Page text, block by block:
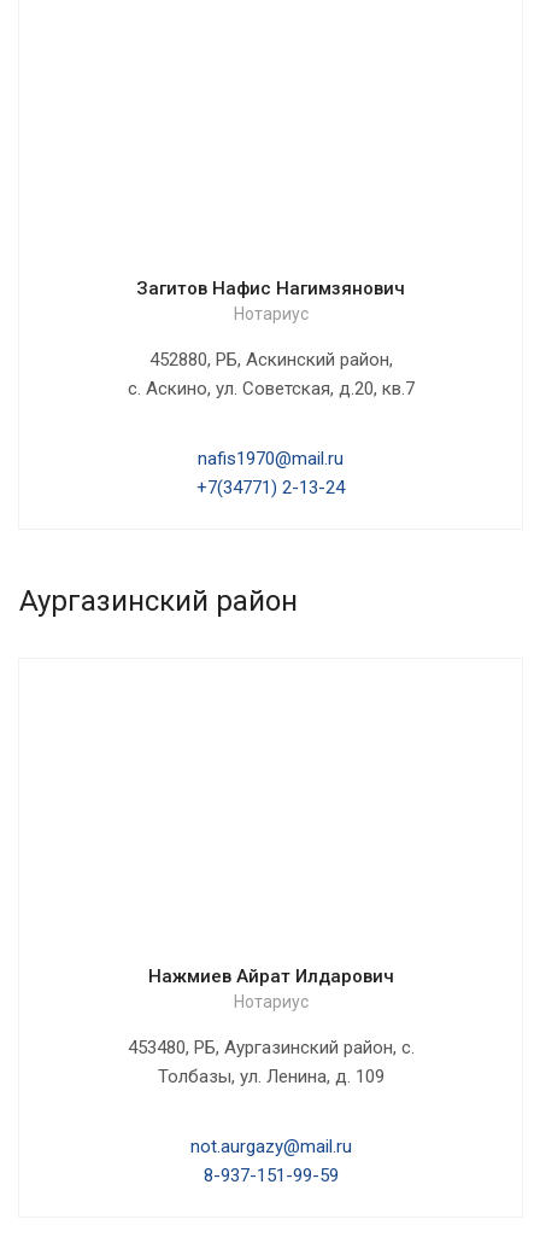
Загитов Нафис Нагимзянович
Нотариус
452880, РБ, Аскинский район,
с. Аскино, ул. Советская, д.20, кв.7
nafis1970@mail.ru
+7(34771) 2-13-24
Аургазинский район
Нажмиев Айрат Илдарович
Нотариус
453480, РБ, Аургазинский район, с.
Толбазы, ул. Ленина, д. 109
not.aurgazy@mail.ru
8-937-151-99-59